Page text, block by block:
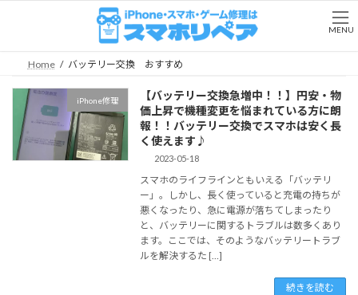
Home バッテリー交換 おすすめ
iPhone修理
【バッテリー交換急増中！！】円安・物
価上昇で機種変更を悩まれている方に朗
報！！バッテリー交換でスマホは安く長
く使えます♪
2023-05-18
スマホのライフラインともいえる「バッテリ
ー」。しかし、長く使っていると充電の持ちが
悪くなったり、急に電源が落ちてしまったり
と、バッテリーに関するトラブルは数多くあり
ます。ここでは、そのようなバッテリートラブ
ルを解決するた […]
続きを読む
MENU